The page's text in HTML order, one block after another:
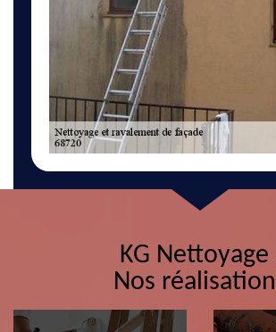
KG Nettoyage
Nos